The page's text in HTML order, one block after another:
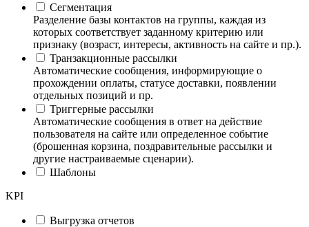
Сегментация
Разделение базы контактов на группы, каждая из
которых соответствует заданному критерию или
признаку (возраст, интересы, активность на сайте и пр.).
Транзакционные рассылки
Автоматические сообщения, информирующие о
прохождении оплаты, статусе доставки, появлении
отдельных позиций и пр.
Триггерные рассылки
Автоматические сообщения в ответ на действие
пользователя на сайте или определенное событие
(брошенная корзина, поздравительные рассылки и
другие настраиваемые сценарии).
Шаблоны
KPI
Выгрузка отчетов